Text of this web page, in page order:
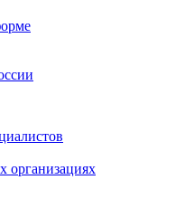
организациях